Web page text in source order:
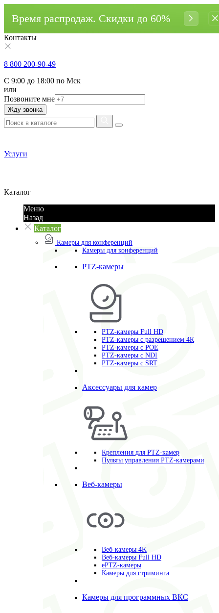
Время распродаж. Cкидки до 60%
Контакты
8 800 200-90-49
С 9:00 до 18:00 по Мск
или
Позвоните мне
Жду звонка
Услуги
Каталог
Меню
Назад
Каталог
Камеры для конференций
Камеры для конференций
PTZ-камеры
PTZ-камеры Full HD
PTZ-камеры с разрешением 4К
PTZ-камеры с POE
PTZ-камеры c NDI
PTZ-камеры с SRT
Аксессуары для камер
Крепления для PTZ-камер
Пульты управления PTZ-камерами
Веб-камеры
Веб-камеры 4K
Веб-камеры Full HD
ePTZ-камеры
Камеры для стриминга
Камеры для программных ВКС